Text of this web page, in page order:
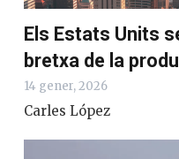
Els Estats Units
bretxa de la
14 gener, 2026
Carles López